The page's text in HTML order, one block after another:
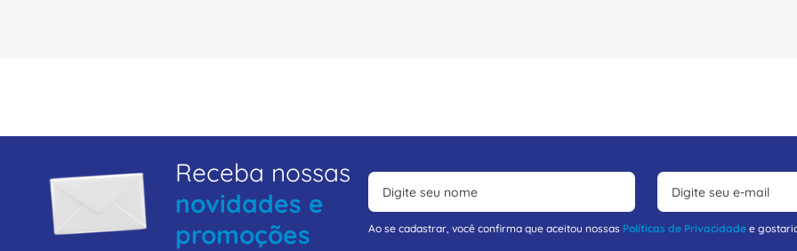
Receba nossas
novidades e
promoções
Ao se cadastrar, você confirma que aceitou nossas Políticas de Privacidade e